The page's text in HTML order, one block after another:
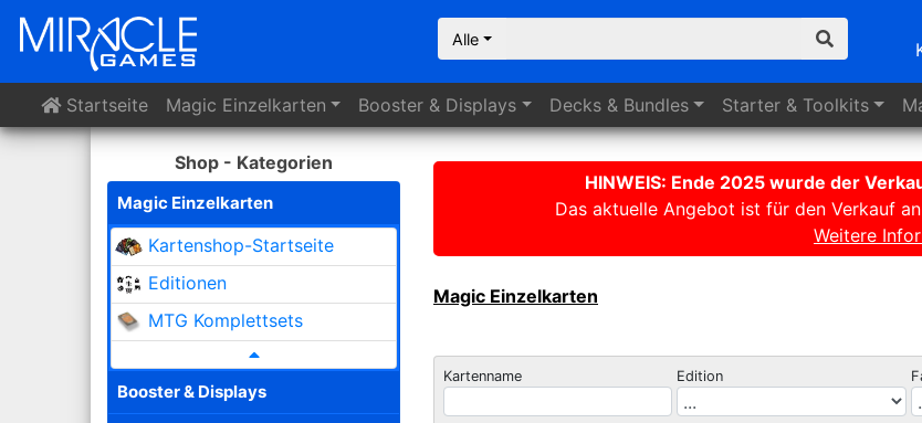
Alle
Startseite Magic Einzelkarten Booster & Displays Decks & Bundles Starter & Toolkits
Shop - Kategorien
Magic Einzelkarten
Kartenshop-Startseite
Editionen
MTG Komplettsets
Booster & Displays
HINWEIS: Ende 2025 wurde der
Das aktuelle Angebot ist für den Verkauf
Weitere
Magic Einzelkarten
Kartenname Edition